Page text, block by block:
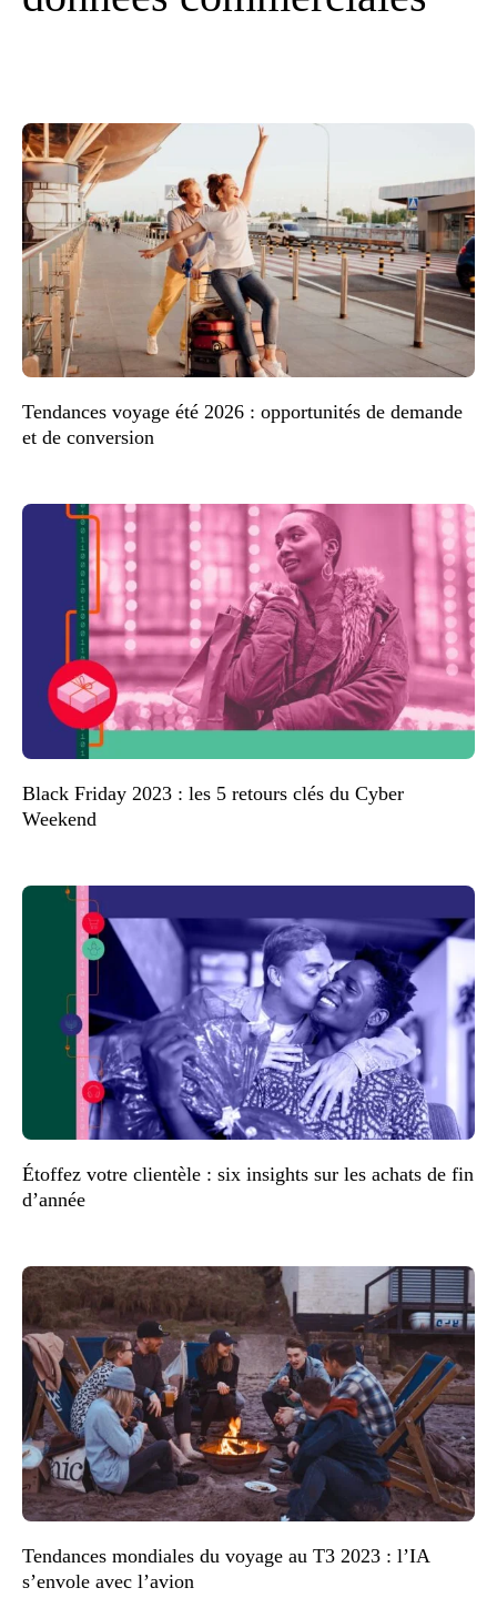
Tendances voyage été 2026 : opportunités de demande
et de conversion
Black Friday 2023 : les 5 retours clés du Cyber
Weekend
Étoffez votre clientèle : six insights sur les achats de fin
d’année
Tendances mondiales du voyage au T3 2023 : l’IA
s’envole avec l’avion